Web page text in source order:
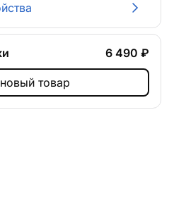
6 490 ₽
товар